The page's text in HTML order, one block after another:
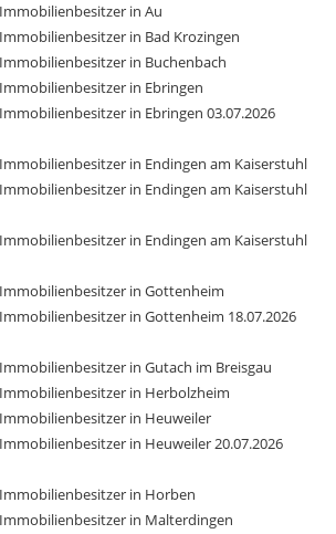
in Au
in Bad Krozingen
in Buchenbach
in Ebringen
in Ebringen 03.07.2026
in Endingen am Kaiserstuhl
in Endingen am Kaiserstuhl
in Endingen am Kaiserstuhl
in Gottenheim
in Gottenheim 18.07.2026
in Gutach im Breisgau
in Herbolzheim
in Heuweiler
in Heuweiler 20.07.2026
in Horben
in Malterdingen